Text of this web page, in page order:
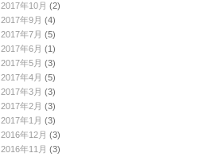
2017年10月 (2)
2017年9月 (4)
2017年7月 (5)
2017年6月 (1)
2017年5月 (3)
2017年4月 (5)
2017年3月 (3)
2017年2月 (3)
2017年1月 (3)
2016年12月 (3)
2016年11月 (3)